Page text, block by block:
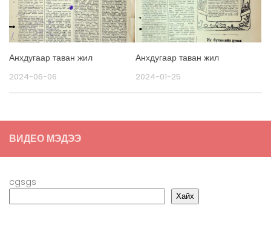
Анхдугаар таван жил
2024-06-06
Анхдугаар таван жил
2024-01-25
ВИДЕО МЭДЭЭ
cgsgs
Хайх